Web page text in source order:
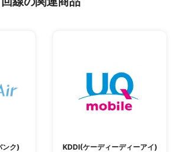
ク)
KDDI(ケーディーディーアイ)